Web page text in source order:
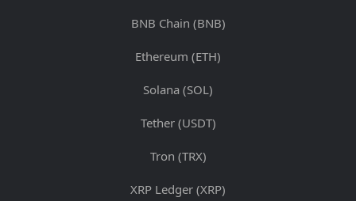
BNB Chain (BNB)
Ethereum (ETH)
Solana (SOL)
Tether (USDT)
Tron (TRX)
XRP Ledger (XRP)